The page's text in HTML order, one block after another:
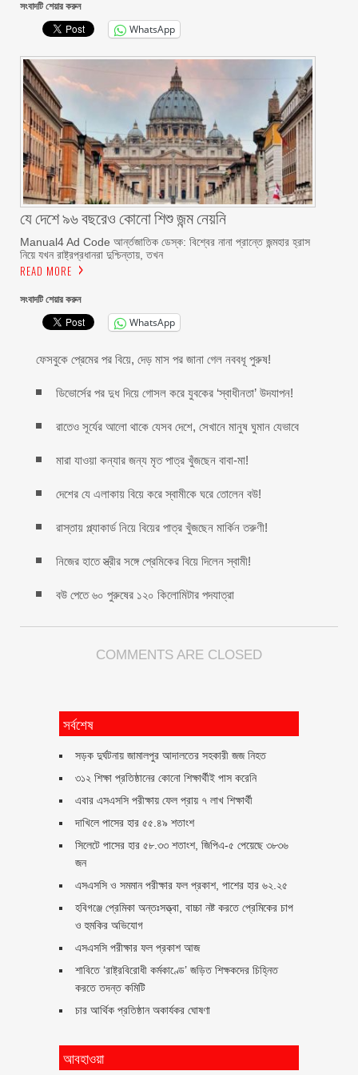
সংবাদটি শেয়ার করুন
WhatsApp
যে দেশে ৯৬ বছরেও কোনো শিশু জন্ম নেয়নি
Manual4 Ad Code আর্ন্তজাতিক ডেস্ক: বিশ্বের নানা প্রান্তে জন্মহার হ্রাস
নিয়ে যখন রাষ্ট্রপ্রধানরা দুশ্চিন্তায়, তখন
READ MORE
সংবাদটি শেয়ার করুন
WhatsApp
ফেসবুকে প্রেমের পর বিয়ে, দেড় মাস পর জানা গেল নববধূ পুরুষ!
ডিভোর্সের পর দুধ দিয়ে গোসল করে যুবকের ‘স্বাধীনতা’ উদযাপন!
রাতেও সূর্যের আলো থাকে যেসব দেশে, সেখানে মানুষ ঘুমান যেভাবে
মারা যাওয়া কন্যার জন্য মৃত পাত্র খুঁজছেন বাবা-মা!
দেশের যে এলাকায় বিয়ে করে স্বামীকে ঘরে তোলেন বউ!
রাস্তায় প্ল্যাকার্ড নিয়ে বিয়ের পাত্র খুঁজছেন মার্কিন তরুণী!
নিজের হাতে স্ত্রীর সঙ্গে প্রেমিকের বিয়ে দিলেন স্বামী!
বউ পেতে ৬০ পুরুষের ১২০ কিলোমিটার পদযাত্রা
COMMENTS ARE CLOSED
সর্বশেষ
সড়ক দুর্ঘটনায় জামালপুর আদালতের সহকারী জজ নিহত
৩১২ শিক্ষা প্রতিষ্ঠানের কোনো শিক্ষার্থীই পাস করেনি
এবার এসএসসি পরীক্ষায় ফেল প্রায় ৭ লাখ শিক্ষার্থী
দাখিলে পাসের হার ৫৫.৪৯ শতাংশ
সিলেটে পাসের হার ৫৮.৩৩ শতাংশ, জিপিএ-৫ পেয়েছে ৩৮৩৬
জন
এসএসসি ও সমমান পরীক্ষার ফল প্রকাশ, পাশের হার ৬২.২৫
হবিগঞ্জে প্রেমিকা অন্তঃসত্ত্বা, বাচ্চা নষ্ট করতে প্রেমিকের চাপ
ও হুমকির অভিযোগ
এসএসসি পরীক্ষার ফল প্রকাশ আজ
শাবিতে ‘রাষ্ট্রবিরোধী কর্মকাণ্ডে’ জড়িত শিক্ষকদের চিহ্নিত
করতে তদন্ত কমিটি
চার আর্থিক প্রতিষ্ঠান অকার্যকর ঘোষণা
আবহাওয়া